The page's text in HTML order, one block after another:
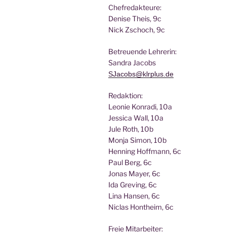
Chef­re­dak­teu­re:
Deni­se Theis, 9c
Nick Zscho­ch, 9c
Betreu­en­de Lehrerin:
San­dra Jacobs
SJacobs@klrplus.de
Redak­ti­on:
Leo­nie Kon­ra­di, 10a
Jes­si­ca Wall, 10a
Jule Roth, 10b
Mon­ja Simon, 10b
Hen­ning Hoff­mann, 6c
Paul Berg, 6c
Jonas May­er, 6c
Ida Gre­ving, 6c
Lina Han­sen, 6c
Nic­las Hont­heim, 6c
Freie Mit­ar­bei­ter: